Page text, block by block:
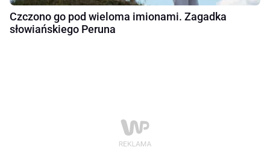
Czczono go pod wieloma imionami. Zagadka
słowiańskiego Peruna